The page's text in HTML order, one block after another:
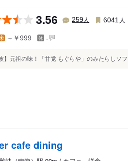
3.56 259人 6041 人
～￥999 -
】元祖の味！「甘党 もぐらや」のみたらしソ
cafe dining